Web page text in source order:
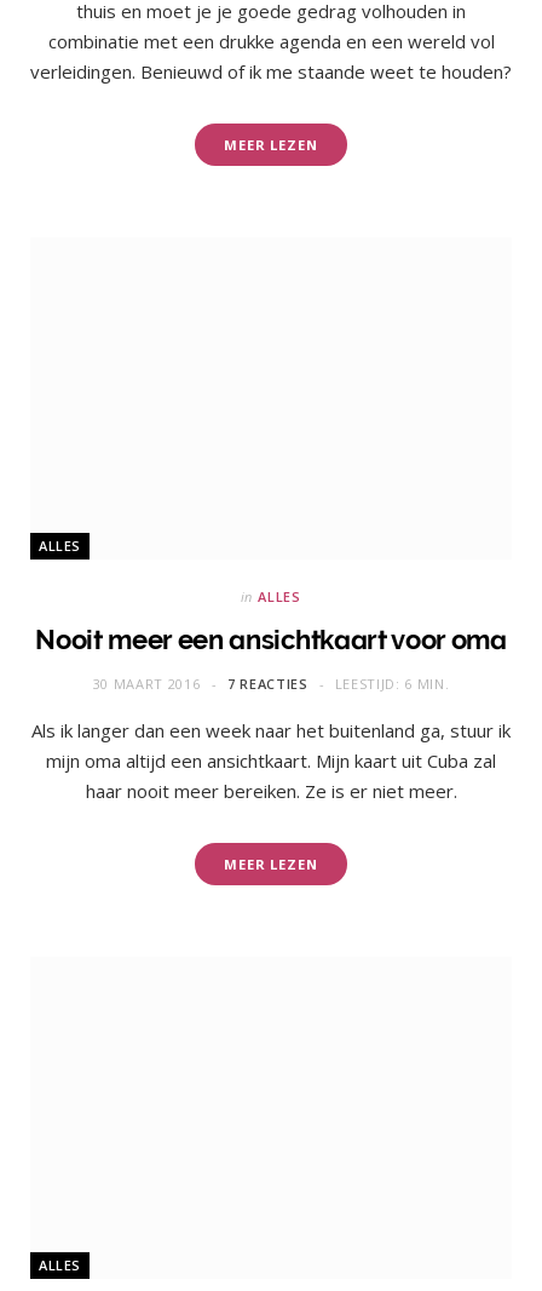
thuis en moet je je goede gedrag volhouden in
combinatie met een drukke agenda en een wereld vol
verleidingen. Benieuwd of ik me staande weet te houden?
MEER LEZEN
ALLES
in ALLES
Nooit meer een ansichtkaart voor oma
30 MAART 2016 7 REACTIES LEESTIJD: 6 MIN.
Als ik langer dan een week naar het buitenland ga, stuur ik
mijn oma altijd een ansichtkaart. Mijn kaart uit Cuba zal
haar nooit meer bereiken. Ze is er niet meer.
MEER LEZEN
ALLES